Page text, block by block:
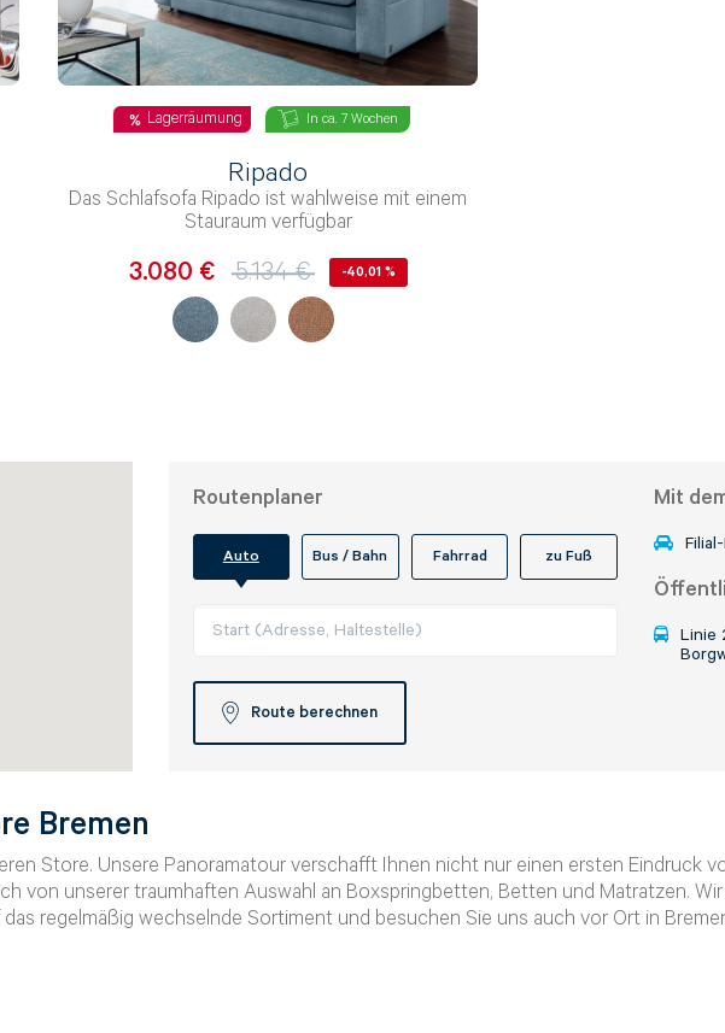
Kontaktkanälen. Deshalb dauert die Beantwortung Deiner Anfrage länger.
Lagerräumung In ca. 7 Wochen
Ripado
Das Schlafsofa Ripado ist wahlweise mit einem
Stauraum verfügbar
3.080 € 5.134 € -40,01 %
Routenplaner
Auto Bus / Bahn Fahrrad zu Fuß
Route berechnen
Mit
Linie
Bremen
Store. Unsere Panoramatour verschafft Ihnen nicht nur einen ersten Eindruck
von unserer traumhaften Auswahl an Boxspringbetten, Betten und Matratzen.
regelmäßig wechselnde Sortiment und besuchen Sie uns auch vor Ort in